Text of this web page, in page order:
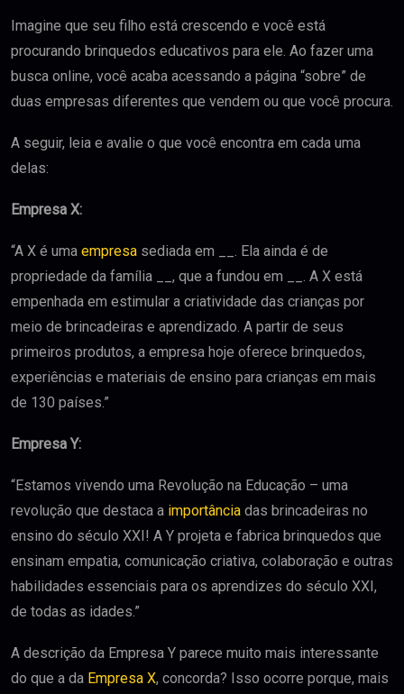
Imagine que seu filho está crescendo e você está
procurando brinquedos educativos para ele. Ao fazer uma
busca online, você acaba acessando a página “sobre” de
duas empresas diferentes que vendem ou que você procura.
A seguir, leia e avalie o que você encontra em cada uma
delas:
Empresa X:
“A X é uma empresa sediada em __. Ela ainda é de
propriedade da família __, que a fundou em __. A X está
empenhada em estimular a criatividade das crianças por
meio de brincadeiras e aprendizado. A partir de seus
primeiros produtos, a empresa hoje oferece brinquedos,
experiências e materiais de ensino para crianças em mais
de 130 países.”
Empresa Y:
“Estamos vivendo uma Revolução na Educação – uma
revolução que destaca a importância das brincadeiras no
ensino do século XXI! A Y projeta e fabrica brinquedos que
ensinam empatia, comunicação criativa, colaboração e outras
habilidades essenciais para os aprendizes do século XXI,
de todas as idades.”
A descrição da Empresa Y parece muito mais interessante
do que a da Empresa X, concorda? Isso ocorre porque, mais